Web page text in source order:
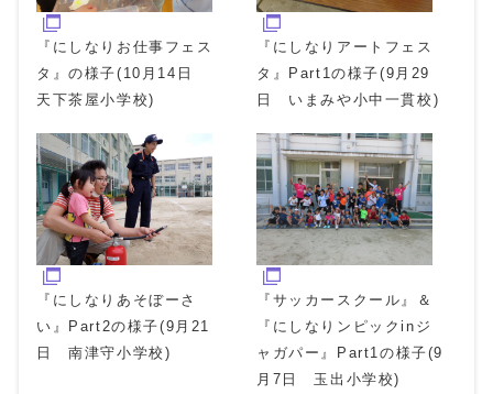
『にしなりお仕事フェス
タ』の様子(10月14日
天下茶屋小学校)
『にしなりアートフェス
タ』Part1の様子(9月29
日 いまみや小中一貫校)
『にしなりあそぼーさ
い』Part2の様子(9月21
日 南津守小学校)
『サッカースクール』＆
『にしなりンピックinジ
ャガパー』Part1の様子(9
月7日 玉出小学校)